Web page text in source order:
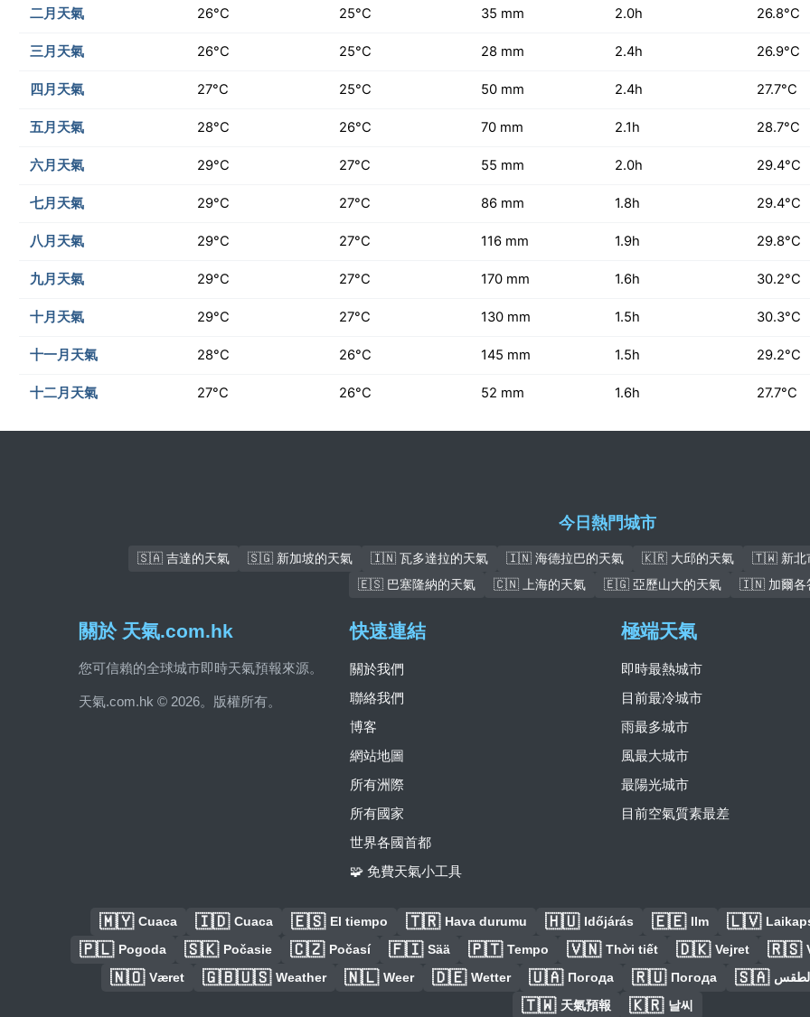
二月天氣 26°C 25°C 35 mm 2.0h 26.8°C
三月天氣 26°C 25°C 28 mm 2.4h 26.9°C
四月天氣 27°C 25°C 50 mm 2.4h 27.7°C
五月天氣 28°C 26°C 70 mm 2.1h 28.7°C
六月天氣 29°C 27°C 55 mm 2.0h 29.4°C
七月天氣 29°C 27°C 86 mm 1.8h 29.4°C
八月天氣 29°C 27°C 116 mm 1.9h 29.8°C
九月天氣 29°C 27°C 170 mm 1.6h 30.2°C
十月天氣 29°C 27°C 130 mm 1.5h 30.3°C
十一月天氣 28°C 26°C 145 mm 1.5h 29.2°C
十二月天氣 27°C 26°C 52 mm 1.6h 27.7°C
今日熱門城市
🇸🇦 吉達的天氣 🇸🇬 新加坡的天氣 🇮🇳 瓦多達拉的天氣 🇮🇳 海德拉巴的天氣 🇰🇷 大邱的天氣
🇹🇼 新北
🇪🇸 巴塞隆納的天氣
🇨🇳 上海的天氣 🇪🇬 亞歷山大的天氣 🇮🇳 加爾各
關於 天氣.com.hk
您可信賴的全球城市即時天氣預報來源。
天氣.com.hk © 2026。版權所有。
快速連結
關於我們
聯絡我們
博客
網站地圖
所有洲際
所有國家
世界各國首都
🧩 免費天氣小工具
極端天氣
即時最熱城市
目前最冷城市
雨最多城市
風最大城市
最陽光城市
目前空氣質素最差
🇲🇾 Cuaca 🇮🇩 Cuaca 🇪🇸 El tiempo 🇹🇷 Hava durumu 🇭🇺 Időjárás 🇪🇪 Ilm 🇱🇻
🇵🇱 Pogoda 🇸🇰 Počasie 🇨🇿 Počasí 🇫🇮 Sää 🇵🇹 Tempo 🇻🇳 Thời tiết 🇩🇰 Vejret 🇷🇸
🇳🇴 Været 🇬🇧🇺🇸 Weather 🇳🇱 Weer 🇩🇪 Wetter 🇺🇦 Погода 🇷🇺 Погода 🇸🇦
🇹🇼 天氣預報 🇰🇷 날씨